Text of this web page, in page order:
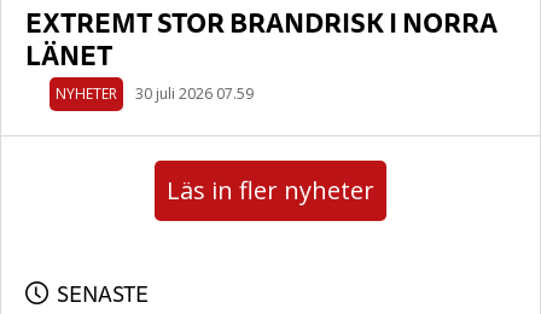
EXTREMT STOR BRANDRISK I NORRA
LÄNET
NYHETER 30 juli 2026 07.59
Läs in fler nyheter
SENASTE